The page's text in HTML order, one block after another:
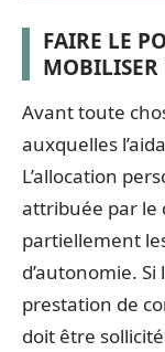
FAIRE LE
MOBILISER
Avant toute
auxquelles
L’allocation
attribuée par le
partiellement
d’autonomie.
prestation de
doit être